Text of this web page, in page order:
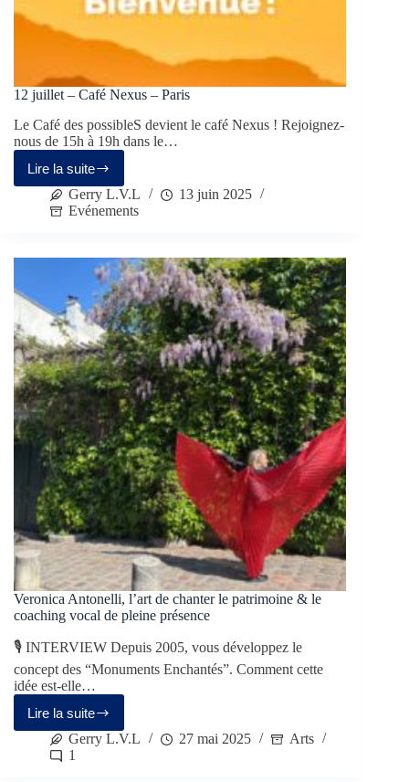
12 juillet – Café Nexus – Paris
Le Café des possibleS devient le café Nexus ! Rejoignez-
nous de 15h à 19h dans le…
Lire la suite
Gerry L.V.L
13 juin 2025
Evénements
Veronica Antonelli, l’art de chanter le patrimoine & le
coaching vocal de pleine présence
🎙 INTERVIEW Depuis 2005, vous développez le
concept des “Monuments Enchantés”. Comment cette
idée est-elle…
Lire la suite
Gerry L.V.L
27 mai 2025
Arts
1